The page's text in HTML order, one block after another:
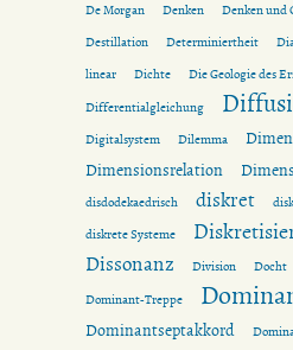
De Morgan Denken Denken und
Destillation
Determiniertheit
linear
Dichte
Die Geologie des
Differentialgleichung
Digitalsystem
Dilemma
Dimensionsrelation
disdodekaedrisch diskret
diskrete Systeme
Dissonanz Division Docht
Dominant-Treppe
Dominantseptakkord